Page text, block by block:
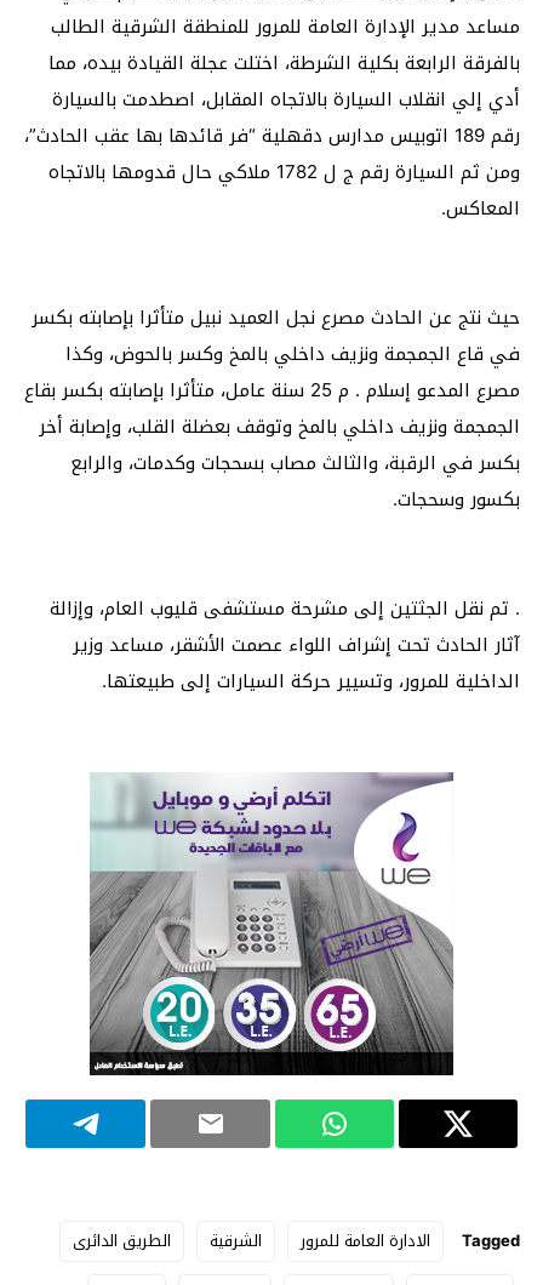
مساعد مدير الإدارة العامة للمرور للمنطقة الشرقية الطالب
بالفرقة الرابعة بكلية الشرطة، اختلت عجلة القيادة بيده، مما
أدي إلي انقلاب السيارة بالاتجاه المقابل، اصطدمت بالسيارة
رقم 189 اتوبيس مدارس دقهلية “فر قائدها بها عقب الحادث”،
ومن ثم السيارة رقم ج ل 1782 ملاكي حال قدومها بالاتجاه
المعاكس.
حيث نتج عن الحادث مصرع نجل العميد نبيل متأثرا بإصابته بكسر
في قاع الجمجمة ونزيف داخلي بالمخ وكسر بالحوض، وكذا
مصرع المدعو إسلام . م 25 سنة عامل، متأثرا بإصابته بكسر بقاع
الجمجمة ونزيف داخلي بالمخ وتوقف بعضلة القلب، وإصابة أخر
بكسر في الرقبة، والثالث مصاب بسحجات وكدمات، والرابع
بكسور وسحجات.
. تم نقل الجثتين إلى مشرحة مستشفى قليوب العام، وإزالة
آثار الحادث تحت إشراف اللواء عصمت الأشقر، مساعد وزير
الداخلية للمرور، وتسيير حركة السيارات إلى طبيعتها.
Tagged الادارة العامة للمرور الشرقية
الطريق الدائرى